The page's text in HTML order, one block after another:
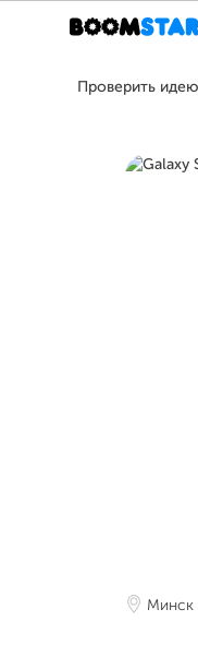
Проверить идею
Минск